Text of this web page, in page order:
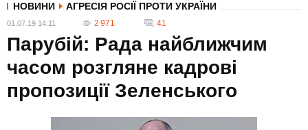
НОВИНИ АГРЕСІЯ РОСІЇ ПРОТИ УКРАЇНИ
01.07.19 14:11 2 971 41
Парубій: Рада найближчим
часом розгляне кадрові
пропозиції Зеленського